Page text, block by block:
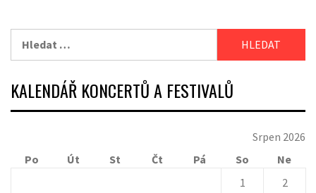
KALENDÁŘ KONCERTŮ A FESTIVALŮ
Srpen 2026
Po
Út St Čt Pá So
Ne
1
2